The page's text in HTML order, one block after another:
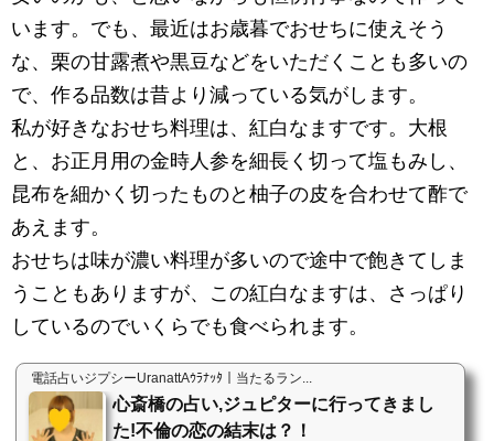
います。でも、最近はお歳暮でおせちに使えそう
な、栗の甘露煮や黒豆などをいただくことも多いの
で、作る品数は昔より減っている気がします。
私が好きなおせち料理は、紅白なますです。大根
と、お正月用の金時人参を細長く切って塩もみし、
昆布を細かく切ったものと柚子の皮を合わせて酢で
あえます。
おせちは味が濃い料理が多いので途中で飽きてしま
うこともありますが、この紅白なますは、さっぱり
しているのでいくらでも食べられます。
電話占いジプシーUranattAｳﾗﾅｯﾀ｜当たるラン...
心斎橋の占い,ジュピターに行ってきまし
た!不倫の恋の結末は？！